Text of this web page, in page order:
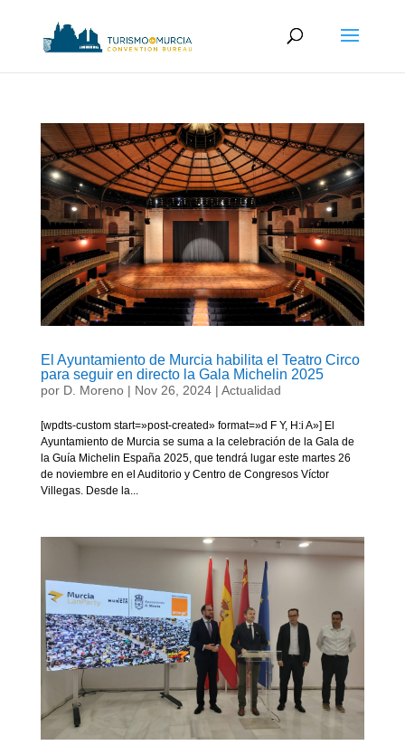
El Ayuntamiento de Murcia habilita el Teatro Circo
para seguir en directo la Gala Michelin 2025
por D. Moreno| Nov 26, 2024| Actualidad
[wpdts-custom start=»post-created» format=»d F Y, H:i A»] El
Ayuntamiento de Murcia se suma a la celebración de la Gala de
la Guía Michelin España 2025, que tendrá lugar este martes 26
de noviembre en el Auditorio y Centro de Congresos Víctor
Villegas. Desde la...